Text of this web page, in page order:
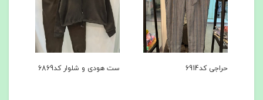
ست هودی و شلوار کد6869 ست هودی و شلوار کد6867